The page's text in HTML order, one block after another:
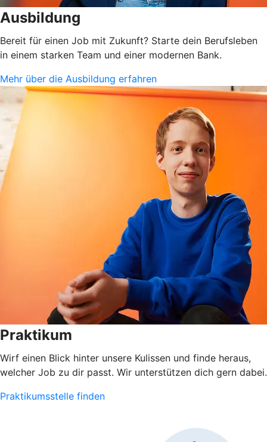
Ausbildung
Bereit für einen Job mit Zukunft? Starte dein Berufsleben
in einem starken Team und einer modernen Bank.
Mehr über die Ausbildung erfahren
Praktikum
Wirf einen Blick hinter unsere Kulissen und finde heraus,
welcher Job zu dir passt. Wir unterstützen dich gern dabei.
Praktikumsstelle finden